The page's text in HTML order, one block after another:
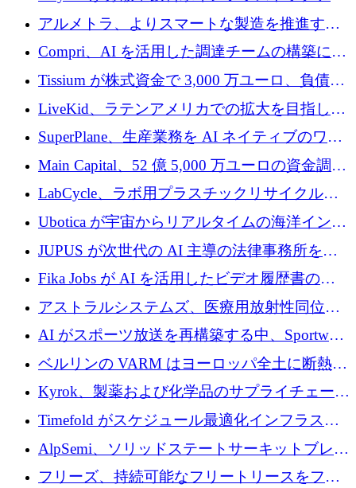
プラットフォームを拡張するために 242 万ユ
ーロを調達
アルメトラ、よりスマートな製造を推進する
ためにシリーズ A で 1,630 万ユーロを確保
Compri、AI を活用した調達チームの構築に
320 万ユーロを確保
Tissium が株式資金で 3,000 万ユーロ、負債で
3,000 万ユーロを調達
LiveKid、ラテンアメリカでの拡大を目指して
Aldea を買収
SuperPlane、生産業務を AI ネイティブのワー
クフロー層に変えるために 260 万ドルを確保
Main Capital、52 億 5,000 万ユーロの資金調達
でエンタープライズ ソフトウェアの開発を倍
LabCycle、ラボ用プラスチックリサイクルシ
ステムを商業化し、焼却廃棄物を削減するた
めに43万ポンドを確保
Ubotica が宇宙からリアルタイムの海洋インテ
リジェンスを拡張するために 1,100 万ドルを
JUPUS が次世代の AI 主導の法律事務所を強
化するために 1,300 万ユーロを調達
Fika Jobs が AI を活用したビデオ履歴書のた
めに 400 万ドルを調達
アストラルシステムズ、医療用放射性同位元
素の世界的な不足に対処するために2,300万ポ
ンドを調達
AI がスポーツ放送を再構築する中、Sportway
が 2,000 万ユーロを調達
ベルリンの VARM はヨーロッパ全土に断熱材
を拡張するために 1,750 万ユーロを投資
Kyrok、製薬および化学品のサプライチェーン
に AI を導入するために 310 万ユーロを確保
Timefold がスケジュール最適化インフラスト
ラクチャを拡張するためにシリーズ A で
1,300 万ドルを調達
AlpSemi、ソリッドステートサーキットブレー
カー技術の進歩のために1,700万ユーロを調達
フリーズ、持続可能なフリートリースをフラ